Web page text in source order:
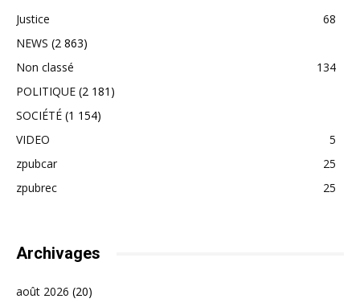
Justice
68
NEWS (2 863)
Non classé
134
POLITIQUE (2 181)
SOCIÉTÉ (1 154)
VIDEO
5
zpubcar
25
zpubrec
25
Archivages
août 2026 (20)